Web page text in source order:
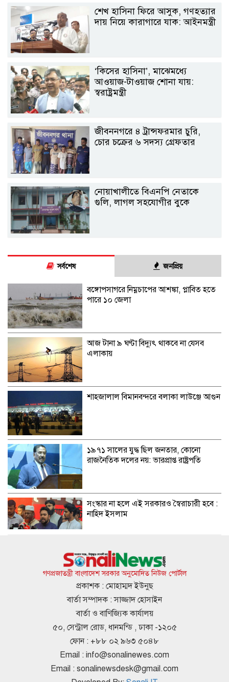
শেখ হাসিনা ফিরে আসুক, গণহত্যার
দায় নিয়ে কারাগারে যাক: আইনমন্ত্রী
‘কিসের হাসিনা’, মাঝেমধ্যে
আওয়াজ-টাওয়াজ শোনা যায়:
স্বরাষ্ট্রমন্ত্রী
জীবননগরে ৪ ট্রান্সফরমার চুরি,
চোর চক্রের ৬ সদস্য গ্রেফতার
নোয়াখালীতে বিএনপি নেতাকে
গুলি, লাগল সহযোগীর বুকে
সর্বশেষ জনপ্রিয়
বঙ্গোপসাগরে নিম্নচাপের আশঙ্কা, প্লাবিত হতে
পারে ১০ জেলা
আজ টানা ৯ ঘণ্টা বিদ্যুৎ থাকবে না যেসব
এলাকায়
শাহজালাল বিমানবন্দরে বলাকা লাউঞ্জে আগুন
১৯৭১ সালের যুদ্ধ ছিল জনতার, কোনো
রাজনৈতিক দলের নয়: ভারপ্রাপ্ত রাষ্ট্রপতি
সংস্কার না হলে এই সরকারও স্বৈরাচারী হবে :
নাহিদ ইসলাম
এসএসসির ফলাফল জানা যাবে ৩ উপায়ে
মন্ত্রীদের মাসিক বেতন হওয়া উচিত ১০ লাখ,
এমপিদের ৫ লাখ: নুরুল হক
ইতালির বিমানবন্দরে আটকা ঢাকাগামী বিমান,
ভেতরে আড়াই শতাধিক যাত্রী
গণপ্রজাতন্ত্রী বাংলাদেশ সরকার অনুমোদিত নিউজ পোর্টাল
প্রকাশক : মোহাম্মদ ইউনুছ
বার্তা সম্পাদক : সাজ্জাদ হোসাইন
বার্তা ও বাণিজ্যিক কার্যালয়
৫০, সেন্ট্রাল রোড, ধানমন্ডি , ঢাকা -১২০৫
ফোন : +৮৮ ০২ ৯৬৩ ৫০৪৮
Email : info@sonalinewes.com
Email : sonalinewsdesk@gmail.com